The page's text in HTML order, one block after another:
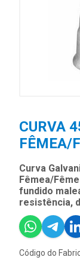
CURVA
FÊMEA/
Curva
Fêmea/
fundido
resistência,
Código do